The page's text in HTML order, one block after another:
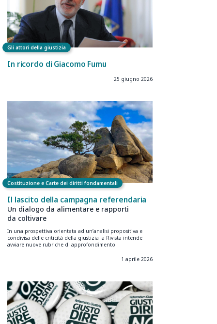
Gli attori della giustizia
In ricordo di Giacomo Fumu
25 giugno 2026
Costituzione e Carte dei diritti fondamentali
Il lascito della campagna referendaria
Un dialogo da alimentare e rapporti
da coltivare
In una prospettiva orientata ad un’analisi propositiva e
condivisa delle criticità della giustizia la Rivista intende
avviare nuove rubriche di approfondimento
1 aprile 2026